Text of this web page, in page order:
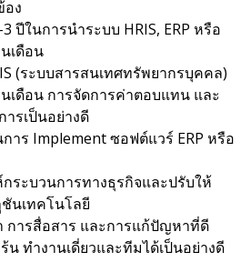
อง
ปีในการนำระบบ HRIS, ERP หรือ
เดือน
(ระบบสารสนเทศทรัพยากรบุคคล)
เดือน การจัดการค่าตอบแทน และ
รเป็นอย่างดี
าร Implement ซอฟต์แวร์ ERP หรือ
กระบวนการทางธุรกิจและปรับให้
นเทคโนโลยี
การสื่อสาร และการแก้ปัญหาที่ดี
น ทำงานเดี่ยวและทีมได้เป็นอย่างดี